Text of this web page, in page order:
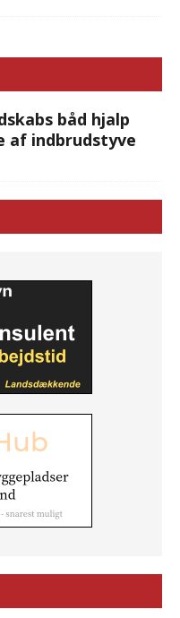
båd hjalp
af indbrudstyve